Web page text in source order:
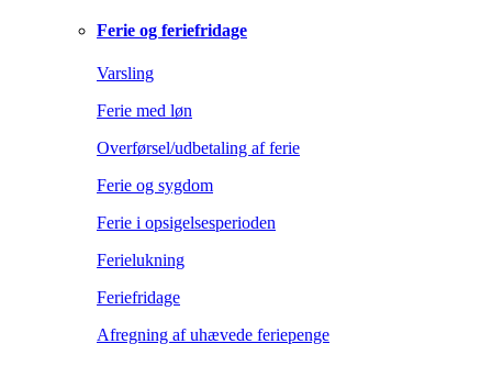
Ferie og feriefridage
Varsling
Ferie med løn
Overførsel/udbetaling af ferie
Ferie og sygdom
Ferie i opsigelsesperioden
Ferielukning
Feriefridage
Afregning af uhævede feriepenge